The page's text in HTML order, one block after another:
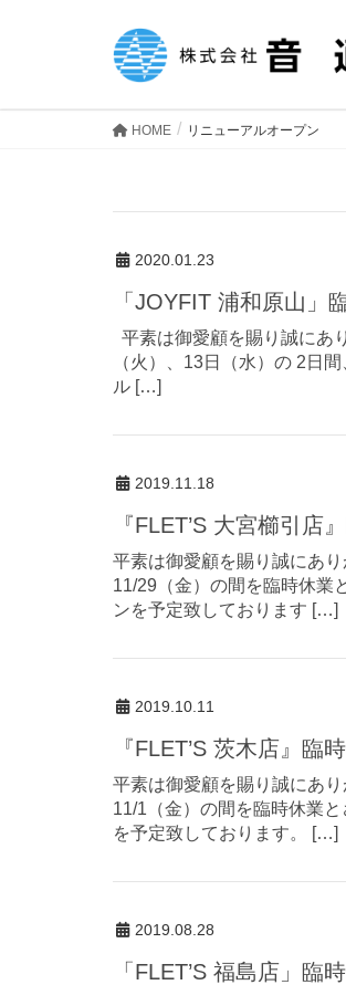
HOME リニューアルオープン
2020.01.23
「JOYFIT 浦和原山
平素は御愛顧を賜り誠にあ
（火）、13日（水）の 2日
ル […]
2019.11.18
『FLET’S 大宮櫛引
平素は御愛顧を賜り誠にあ
11/29（金）の間を臨時休業
ンを予定致しております […]
2019.10.11
『FLET’S 茨木店』
平素は御愛顧を賜り誠にあ
11/1（金）の間を臨時休業
を予定致しております。 […]
2019.08.28
「FLET’S 福島店」